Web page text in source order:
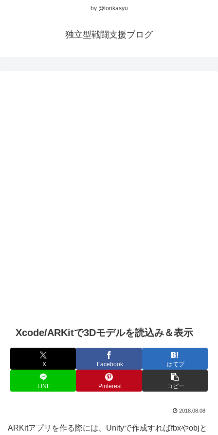
by @torikasyu
独立型戦闘支援ブログ
Xcode/ARKitで3Dモデルを読込み＆表示
X Facebook はてブ
LINE Pinterest コピー
2018.08.08
ARKitアプリを作る際には、Unityで作成すればfbxやobjと